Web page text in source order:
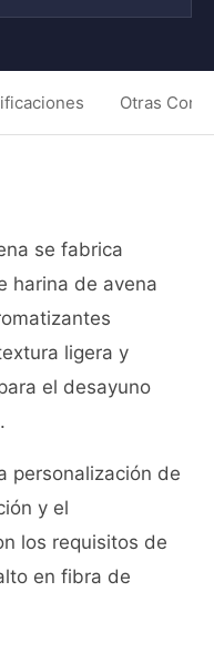
Otras
se fabrica
harina de avena
ligera y
el desayuno
personalización de
y el
los requisitos de
en fibra de